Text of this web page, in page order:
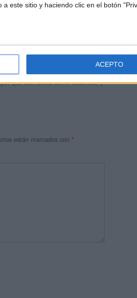
este sitio y haciendo clic en el botón
ACEPTO
de dos profesores Ginés y
contenidos que encontramos
que sus tareas como docentes, y
están marcados con *